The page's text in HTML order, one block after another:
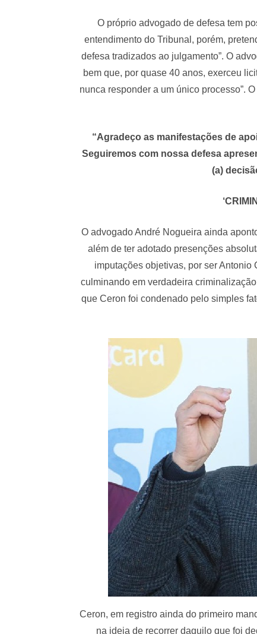
O próprio advogado de defesa tem
entendimento do Tribunal, porém,
defesa tradizados ao julgamento”. O
bem que, por quase 40 anos, exerceu
nunca responder a um único processo”.
“Agradeço as manifestações de
Seguiremos com nossa defesa
(a)
O advogado André Nogueira ainda
além de ter adotado presenções
imputações objetivas, por ser
culminando em verdadeira
que Ceron foi condenado pelo simples
Ceron, em registro ainda do primeiro
na ideia de recorrer daquilo que foi